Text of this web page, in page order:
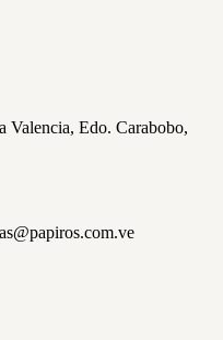
Valencia, Edo. Carabobo,